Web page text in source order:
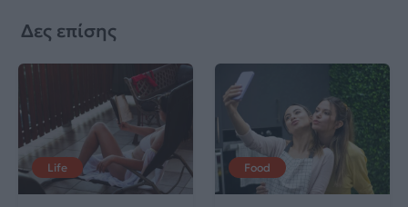
Δες επίσης
Life Food